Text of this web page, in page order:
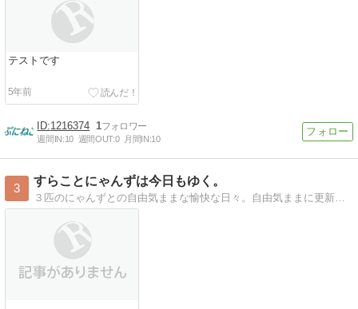
テストです
5年前
1216374 1
週間IN:10 週間OUT:0 月間IN:10
3
すらことにゃんずは今日もゆく。
３匹のにゃんずとの自由気ままな愉快な日々。自由気ままに更新です。